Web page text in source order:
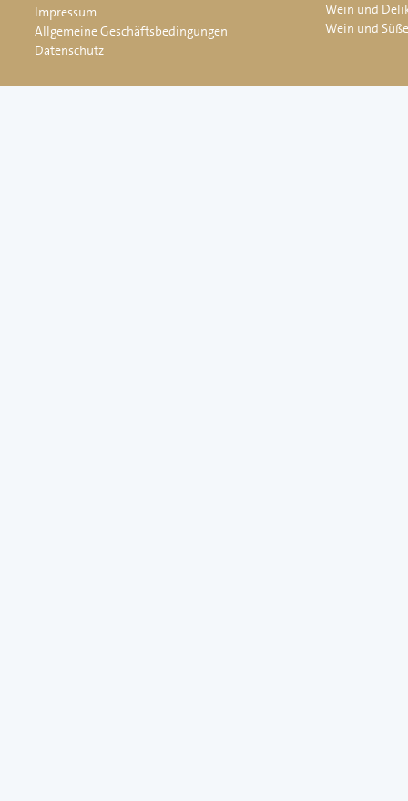
Impressum
Allgemeine Geschäftsbedingungen
Datenschutz
Wein und
Wein und